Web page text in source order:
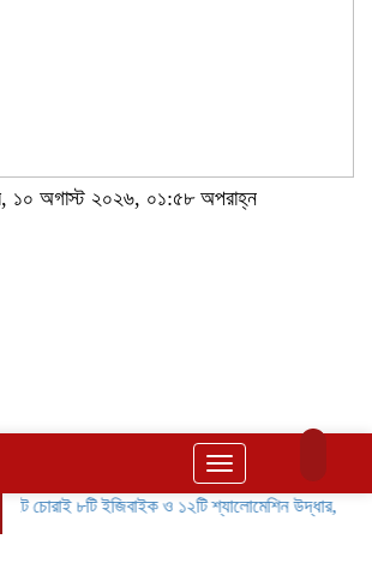
১০ অগাস্ট ২০২৬, ০১:৫৮ অপরাহ্ন
Toggle
navigation
৮টি ইজিবাইক ও ১২টি শ্যালোমেশিন উদ্ধার, গ্রেপ্তার ৪